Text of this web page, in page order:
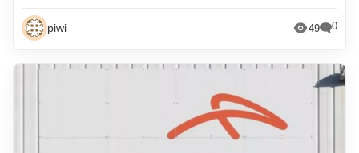
piwi 49 0